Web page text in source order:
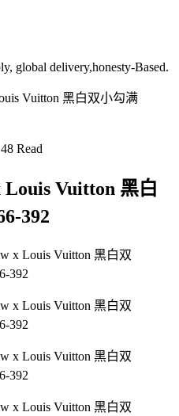
global delivery,honesty-Based.
48 Read
Vuitton 黑白
392